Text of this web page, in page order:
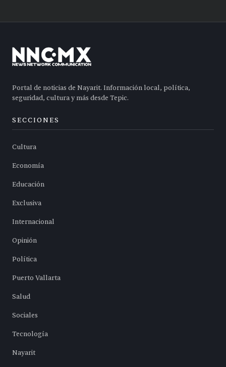
Portal de noticias de Nayarit. Información local, política,
seguridad, cultura y más desde Tepic.
SECCIONES
Cultura
Economía
Educación
Exclusiva
Internacional
Opinión
Política
Puerto Vallarta
Salud
Sociales
Tecnología
Nayarit